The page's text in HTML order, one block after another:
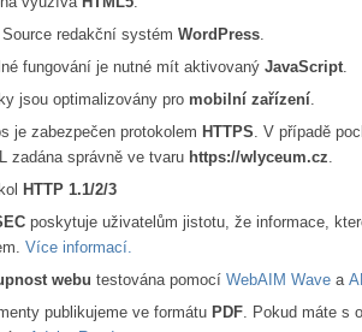
redakční systém WordPress.
fungování je nutné mít aktivovaný JavaScript.
jsou optimalizovány pro mobilní zařízení.
je zabezpečen protokolem HTTPS. V případě
zadána správně ve tvaru https://wlyceum.cz.
HTTP 1.1/2/3
poskytuje uživatelům jistotu, že informace,
Více informací.
webu testována pomocí WebAIM Wave a
publikujeme ve formátu PDF. Pokud máte s